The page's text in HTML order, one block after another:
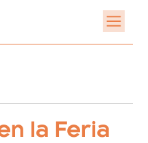
la Feria